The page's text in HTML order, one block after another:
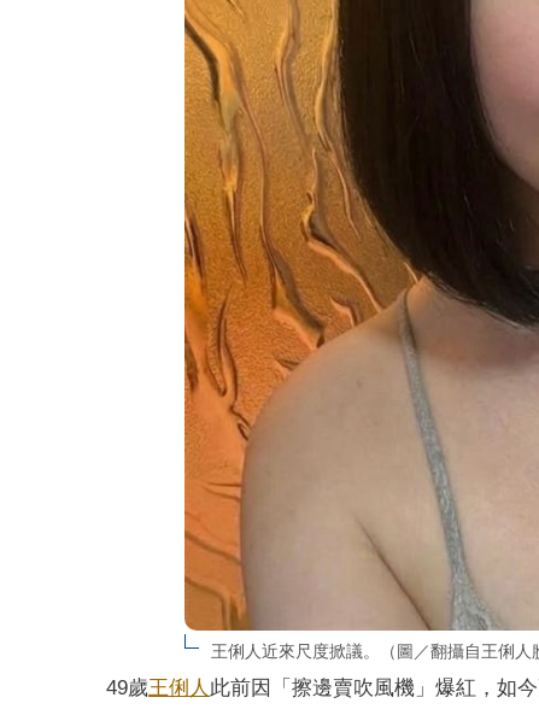
王俐人近來尺度掀議。（圖／翻攝自王俐人
49歲王俐人 此前因「擦邊賣吹風機」爆紅，如